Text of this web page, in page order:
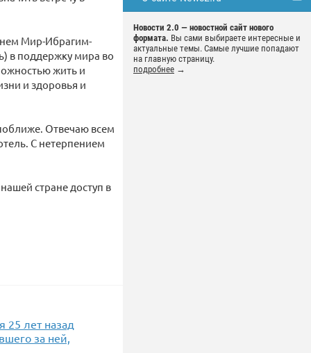
Новости 2.0 — новостной сайт нового
формата. Вы сами выбираете интересные и
актуальные темы. Самые лучшие попадают
на главную страницу.
подробнее →
Мир-Ибрагим-
в поддержку мира во
жить и
и здоровья и
Отвечаю всем
С нетерпением
стране доступ в
25 лет назад
за ней,